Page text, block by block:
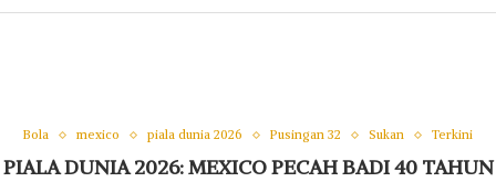
Bola mexico piala dunia 2026 Pusingan 32 Sukan Terkini
PIALA DUNIA 2026: MEXICO PECAH BADI 40 TAHUN